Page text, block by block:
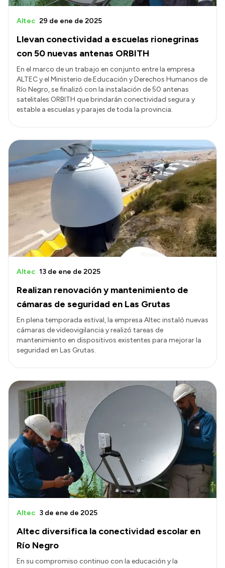
Llevan conectividad a escuelas rionegrinas
con 50 nuevas antenas ORBITH
Altec 29 de ene de 2025
En el marco de un trabajo en conjunto entre la empresa
ALTEC y el Ministerio de Educación y Derechos Humanos de
Río Negro, se finalizó con la instalación de 50 antenas
satelitales ORBITH que brindarán conectividad segura y
estable a escuelas y parajes de toda la provincia.
Realizan renovación y mantenimiento de
cámaras de seguridad en Las Grutas
Altec 13 de ene de 2025
En plena temporada estival, la empresa Altec instaló nuevas
cámaras de videovigilancia y realizó tareas de
mantenimiento en dispositivos existentes para mejorar la
seguridad en Las Grutas.
Altec diversifica la conectividad escolar en
Río Negro
Altec 3 de ene de 2025
En su compromiso continuo con la educación y la